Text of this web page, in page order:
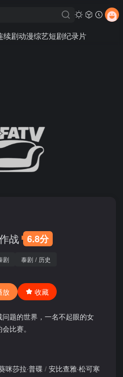
续剧动漫综艺短剧纪录片
战 6.8分
剧 泰剧 / 历史
放 收藏
题的世界，一名不起眼的女
比赛。
咪莎拉·普碟 / 安比查雅·松可寒